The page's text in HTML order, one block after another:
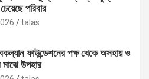
পরিবার
talas
ফাউন্ডেশনের পক্ষ থেকে অসহায় ও
মাঝে উপহার